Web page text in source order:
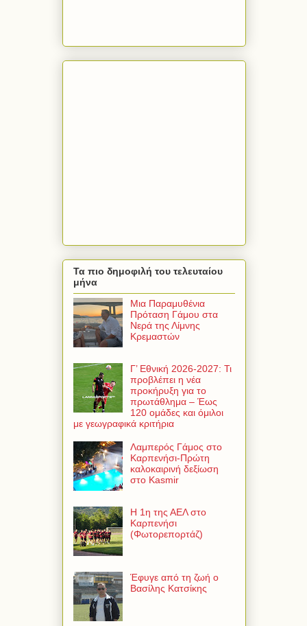
Τα πιο δημοφιλή του τελευταίου
μήνα
Μια Παραμυθένια
Πρόταση Γάμου στα
Νερά της Λίμνης
Κρεμαστών
Γ’ Εθνική 2026-2027: Τι
προβλέπει η νέα
προκήρυξη για το
πρωτάθλημα – Έως
120 ομάδες και όμιλοι
με γεωγραφικά κριτήρια
Λαμπερός Γάμος στο
Καρπενήσι-Πρώτη
καλοκαιρινή δεξίωση
στο Kasmir
Η 1η της ΑΕΛ στο
Καρπενήσι
(Φωτορεπορτάζ)
Έφυγε από τη ζωή ο
Βασίλης Κατσίκης